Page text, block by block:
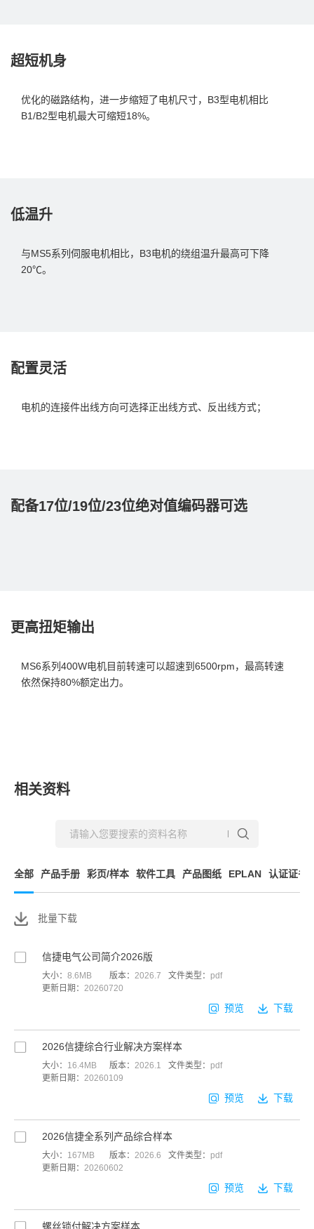
超短机身
优化的磁路结构，进一步缩短了电机尺寸，B3型电机相比
B1/B2型电机最大可缩短18%。
低温升
与MS5系列伺服电机相比，B3电机的绕组温升最高可下降
20℃。
配置灵活
电机的连接件出线方向可选择正出线方式、反出线方式；
配备17位/19位/23位绝对值编码器可选
更高扭矩输出
MS6系列400W电机⽬前转速可以超速到6500rpm，最⾼转速
依然保持80%额定出⼒。
相关资料
全部 产品手册 彩页/样本 软件工具 产品图纸 EPLAN 认证证书
批量下载
预览 下载
信捷电气公司简介2026版
大小： 8.6MB 版本： 2026.7 文件类型： pdf
更新日期： 20260720
预览 下载
2026信捷综合行业解决方案样本
大小： 16.4MB 版本： 2026.1 文件类型： pdf
更新日期： 20260109
预览 下载
2026信捷全系列产品综合样本
大小： 167MB 版本： 2026.6 文件类型： pdf
更新日期： 20260602
螺丝锁付解决方案样本